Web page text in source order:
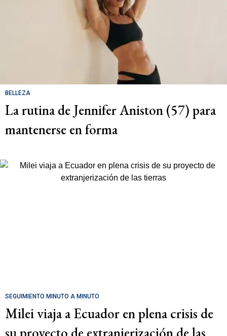
BELLEZA
La rutina de Jennifer Aniston (57) para
mantenerse en forma
SEGUIMIENTO MINUTO A MINUTO
Milei viaja a Ecuador en plena crisis de